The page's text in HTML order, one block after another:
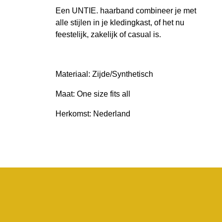
Een UNTIE. haarband combineer je met
alle stijlen in je kledingkast, of het nu
feestelijk, zakelijk of casual is.
Materiaal: Zijde/Synthetisch
Maat: One size fits all
Herkomst: Nederland